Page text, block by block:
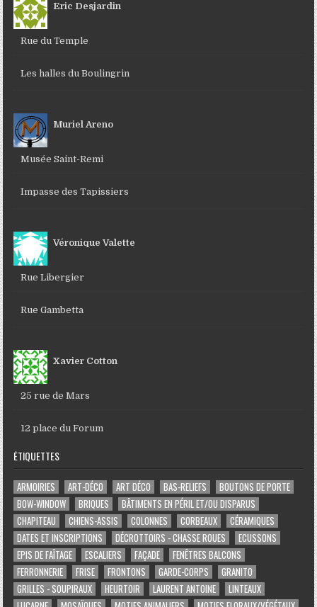
Eric Desjardin
Rue du Temple
Les halles du Boulingrin
Muriel Areno
Musée Saint-Remi
Impasse des Tapissiers
Véronique Valette
Rue Libergier
Rue Gambetta
Xavier Cotton
25 rue de Mars
12 place du Forum
ÉTIQUETTES
ARMOIRIES ART-DÉCO ART DÉCO BAS-RELIEFS
BOUTONS DE PORTE
BOW-WINDOW
BRIQUES
BÂTIMENTS EN PÉRIL ET/OU DISPARUS
CHAPITEAU
CHIENS-ASSIS COLONNES CORBEAUX
CÉRAMIQUES
DATES ET INSCRIPTIONS
DÉCROTTOIRS - CHASSE ROUES
ECUSSONS
EPIS DE FAÎTAGE
ESCALIERS FAÇADE
FENÊTRES BALCONS
FERRONNERIE
FRISE FRONTONS GARDE-CORPS
GRANITO
GRILLES - SOUPIRAUX
HEURTOIR LAURENT ANTOINE
LINTEAUX